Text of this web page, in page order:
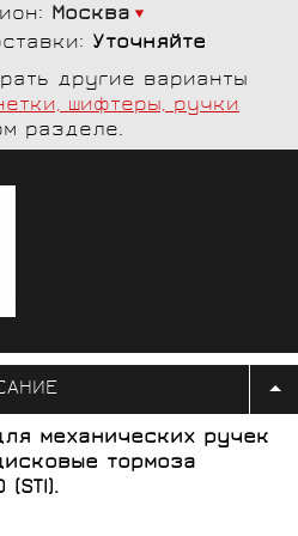
Москва
Уточняйте
другие варианты
шифтеры, ручки
разделе.
механических ручек
тормоза
(STI).